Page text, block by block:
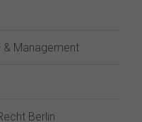
& Management
Berlin